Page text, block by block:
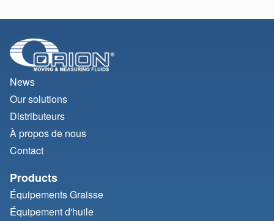
News
Our solutions
Distributeurs
À propos de nous
Contact
Products
Équipements Graisse
Équipement d'huile